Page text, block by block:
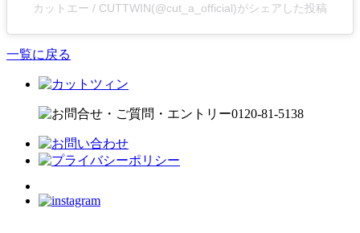
カットエー / CUTTWIN(@cut_a_official)がシェアした投稿
一覧に戻る